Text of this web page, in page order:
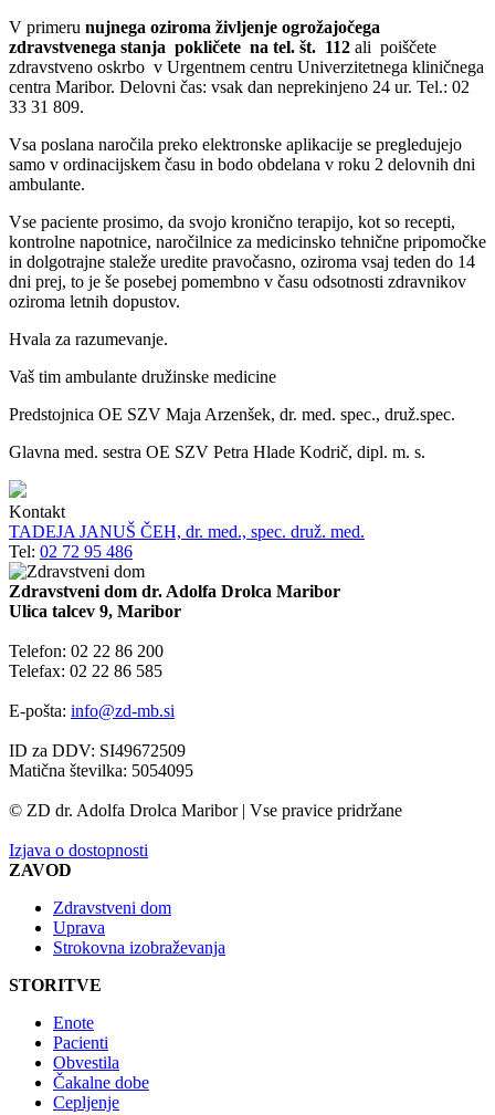
V primeru nujnega oziroma življenje ogrožajočega
zdravstvenega stanja pokličete na tel. št. 112 ali poiščete
zdravstveno oskrbo v Urgentnem centru Univerzitetnega kliničnega
centra Maribor. Delovni čas: vsak dan neprekinjeno 24 ur. Tel.: 02
33 31 809.
Vsa poslana naročila preko elektronske aplikacije se pregledujejo
samo v ordinacijskem času in bodo obdelana v roku 2 delovnih dni
ambulante.
Vse paciente prosimo, da svojo kronično terapijo, kot so recepti,
kontrolne napotnice, naročilnice za medicinsko tehnične pripomočke
in dolgotrajne staleže uredite pravočasno, oziroma vsaj teden do 14
dni prej, to je še posebej pomembno v času odsotnosti zdravnikov
oziroma letnih dopustov.
Hvala za razumevanje.
Vaš tim ambulante družinske medicine
Predstojnica OE SZV Maja Arzenšek, dr. med. spec., druž.spec.
Glavna med. sestra OE SZV Petra Hlade Kodrič, dipl. m. s.
Kontakt
TADEJA JANUŠ ČEH, dr. med., spec. druž. med.
Tel: 02 72 95 486
Zdravstveni dom dr. Adolfa Drolca Maribor
Ulica talcev 9, Maribor
Telefon: 02 22 86 200
Telefax: 02 22 86 585
E-pošta: info@zd-mb.si
ID za DDV: SI49672509
Matična številka: 5054095
© ZD dr. Adolfa Drolca Maribor | Vse pravice pridržane
Izjava o dostopnosti
ZAVOD
Zdravstveni dom
Uprava
Strokovna izobraževanja
STORITVE
Enote
Pacienti
Obvestila
Čakalne dobe
Cepljenje